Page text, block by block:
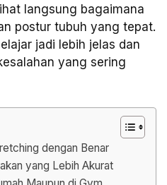
langsung bagaimana
postur tubuh yang tepat.
jadi lebih jelas dan
yang sering
dengan Benar
yang Lebih Akurat